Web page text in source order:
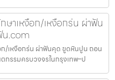
าเหงือก/เหงือกร่น ผ่าฟัน
.com
/เหงือกร่น ผ่าฟันคุด ขูดหินปูน ถอน
รรมครบวงจรในกรุงเทพ–ป